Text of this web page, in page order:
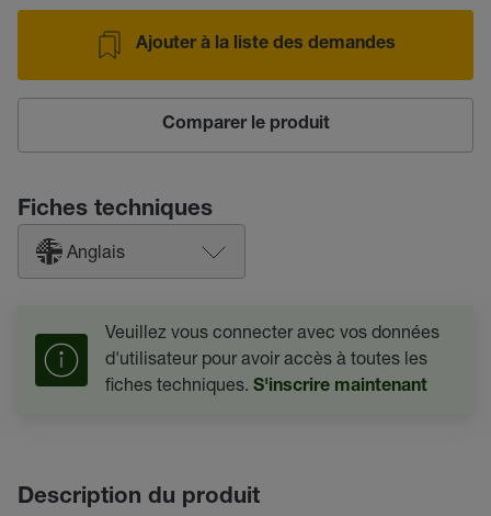
Ajouter à la liste des demandes
Comparer le produit
Fiches techniques
Anglais
Veuillez vous connecter avec vos données
d'utilisateur pour avoir accès à toutes les
fiches techniques. S'inscrire maintenant
Description du produit